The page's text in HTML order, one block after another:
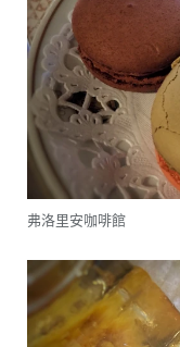
弗洛里安咖啡館